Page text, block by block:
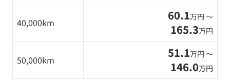
40,000km 60.1万円 〜
165.3万円
50,000km 51.1万円 〜
146.0万円